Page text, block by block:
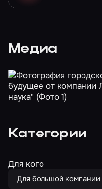
Медиа
Категории
Для кого
Для большой компании